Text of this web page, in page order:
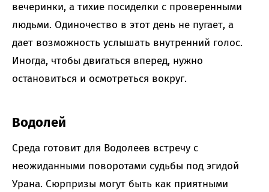
вечеринки, а тихие посиделки с проверенными
людьми. Одиночество в этот день не пугает, а
дает возможность услышать внутренний голос.
Иногда, чтобы двигаться вперед, нужно
остановиться и осмотреться вокруг.
Водолей
Среда готовит для Водолеев встречу с
неожиданными поворотами судьбы под эгидой
Урана. Сюрпризы могут быть как приятными